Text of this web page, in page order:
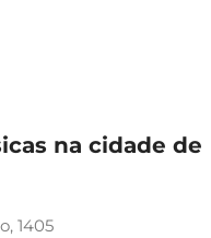
na cidade de
1405